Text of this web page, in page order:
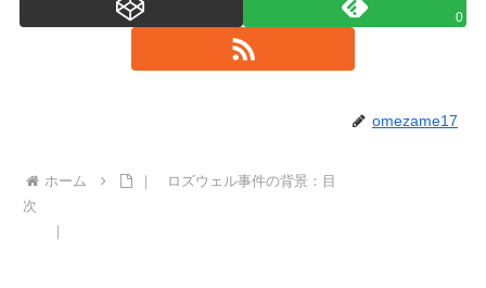
0
omezame17
ホーム
｜ ロズウェル事件の背景：目
次
｜